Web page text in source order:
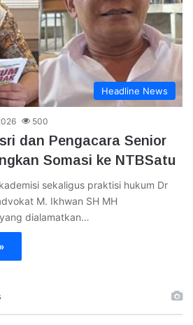
Headline News
500
dan Pengacara Senior
Somasi ke NTBSatu
sekaligus praktisi hukum Dr
M. Ikhwan SH MH
dialamatkan…